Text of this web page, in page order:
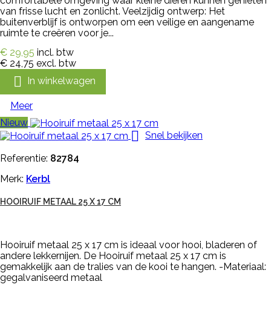
van frisse lucht en zonlicht. Veelzijdig ontwerp: Het
buitenverblijf is ontworpen om een veilige en aangename
ruimte te creëren voor je...
€ 29,95 incl. btw
€ 24,75 excl. btw
 In winkelwagen
Meer
Nieuw
 Snel bekijken
Referentie: 82784
Merk: Kerbl
HOOIRUIF METAAL 25 X 17 CM
Hooiruif metaal 25 x 17 cm is ideaal voor hooi, bladeren of
andere lekkernijen. De Hooiruif metaal 25 x 17 cm is
gemakkelijk aan de tralies van de kooi te hangen. -Materiaal:
gegalvaniseerd metaal